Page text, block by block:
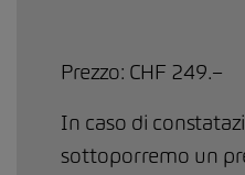
Prezzo: CHF 249.–
In caso di
sottoporremo un